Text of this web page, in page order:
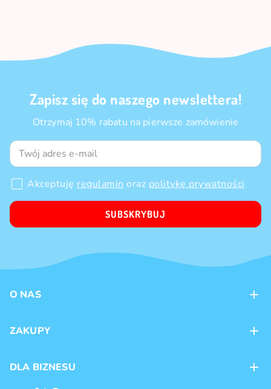
Zapisz się do naszego newslettera!
Otrzymaj 10% rabatu na pierwsze zamówienie
Akceptuję regulamin oraz politykę prywatności
SUBSKRYBUJ
O NAS
Sklepy
ZAKUPY
Dostawa
DLA BIZNESU